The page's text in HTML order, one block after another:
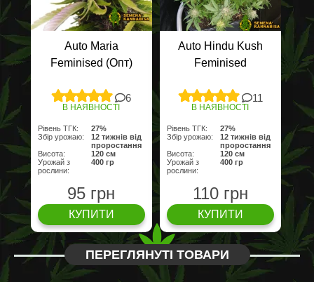
Auto Maria
Feminised (Опт)
6
В НАЯВНОСТІ
Рівень ТГК:
27%
Збір урожаю:
12 тижнів від
проростання
Висота:
120 см
Урожай з
рослини:
400 гр
95 грн
КУПИТИ
Auto Hindu Kush
Feminised
11
В НАЯВНОСТІ
Рівень ТГК:
27%
Збір урожаю:
12 тижнів від
проростання
Висота:
120 см
Урожай з
рослини:
400 гр
110 грн
КУПИТИ
ПЕРЕГЛЯНУТІ ТОВАРИ